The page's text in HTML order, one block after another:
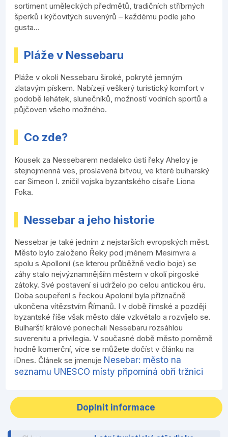
sortiment uměleckých předmětů, tradičních stříbrných
šperků i kýčovitých suvenýrů – každému podle jeho
gusta…
Pláže v Nessebaru
Pláže v okolí Nessebaru široké, pokryté jemným
zlatavým pískem. Nabízejí veškerý turistický komfort v
podobě lehátek, slunečníků, možností vodních sportů a
půjčoven všeho možného.
Co zde?
Kousek za Nessebarem nedaleko ústí řeky Aheloy je
stejnojmenná ves, proslavená bitvou, ve které bulharský
car Simeon I. zničil vojska byzantského císaře Liona
Foka.
Nessebar a jeho historie
Nessebar je také jedním z nejstarších evropských měst.
Město bylo založeno Řeky pod jménem Mesimvra a
spolu s Apollonií (se kterou průběžně vedlo boje) se
záhy stalo nejvýznamnějším městem v okolí pirgoské
zátoky. Své postavení si udrželo po celou antickou éru.
Doba soupeření s řeckou Apolonií byla příznačně
ukončena vítězstvím Římanů. I v době římské a později
byzantské říše však město dále vzkvétalo a rozvíjelo se.
Bulharští králové ponechali Nessebaru rozsáhlou
suverenitu a privilegia. V současné době město poměrně
hodně komerční, více se můžete dočíst v článku na
iDnes. Článek se jmenuje Nesebar: město na
seznamu UNESCO místy připomíná obří tržnici
Doplnit informace